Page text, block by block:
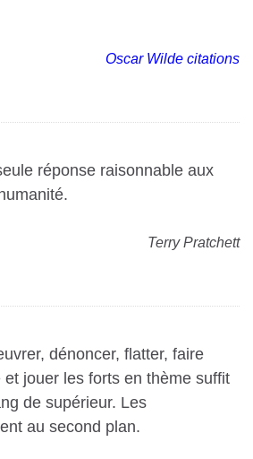
Oscar Wilde citations
réponse raisonnable aux
Terry Pratchett
dénoncer, flatter, faire
jouer les forts en thème suffit
de supérieur. Les
au second plan.